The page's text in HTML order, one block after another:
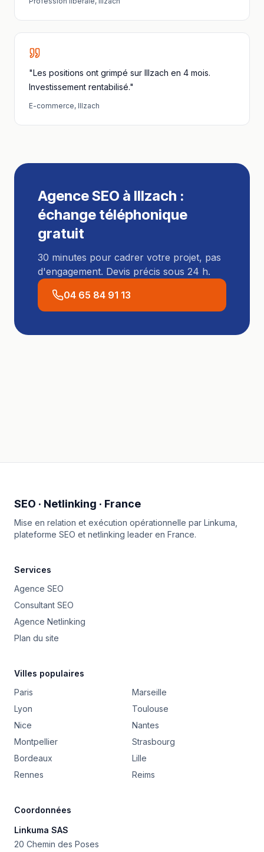
"Les positions ont grimpé sur Illzach en 4 mois.
Investissement rentabilisé."
E-commerce, Illzach
Agence SEO à Illzach :
échange téléphonique
gratuit
30 minutes pour cadrer votre projet, pas
d'engagement. Devis précis sous 24 h.
04 65 84 91 13
SEO · Netlinking · France
Mise en relation et exécution opérationnelle par Linkuma
plateforme SEO et netlinking leader en France.
Services
Agence SEO
Consultant SEO
Agence Netlinking
Plan du site
Villes populaires
Paris
Marseille
Lyon
Toulouse
Nice
Nantes
Montpellier
Strasbourg
Bordeaux
Lille
Rennes
Reims
Coordonnées
Linkuma SAS
20 Chemin des Poses